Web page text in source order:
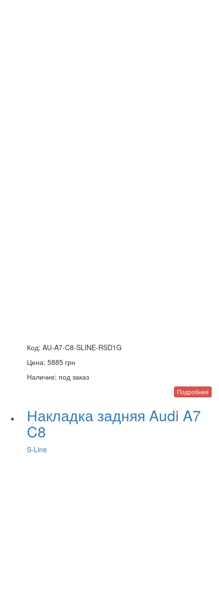
Код: AU-A7-C8-SLINE-RSD1G
Цена: 5885 грн
Наличие: под заказ
Подробнее
Накладка задняя Audi A7
C8
S-Line